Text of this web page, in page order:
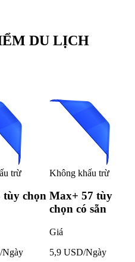
DU LỊCH
trừ
tùy chọn
Ngày
Không khấu trừ
Max+ 57 tùy
chọn có sẵn
Giá
5,9 USD/Ngày